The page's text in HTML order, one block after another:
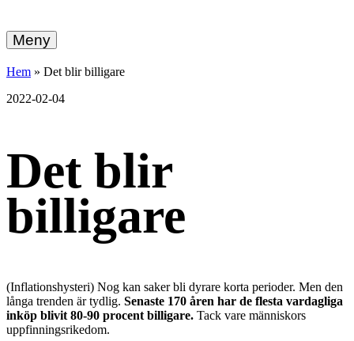
vidare
till
energi
+
Meny
Hem » Det blir billigare
2022-02-04
Det blir
billigare
(Inflationshysteri) Nog kan saker bli dyrare korta perioder. Men den
långa trenden är tydlig. Senaste 170 åren har de flesta vardagliga
inköp blivit 80-90 procent billigare. Tack vare människors
uppfinningsrikedom.